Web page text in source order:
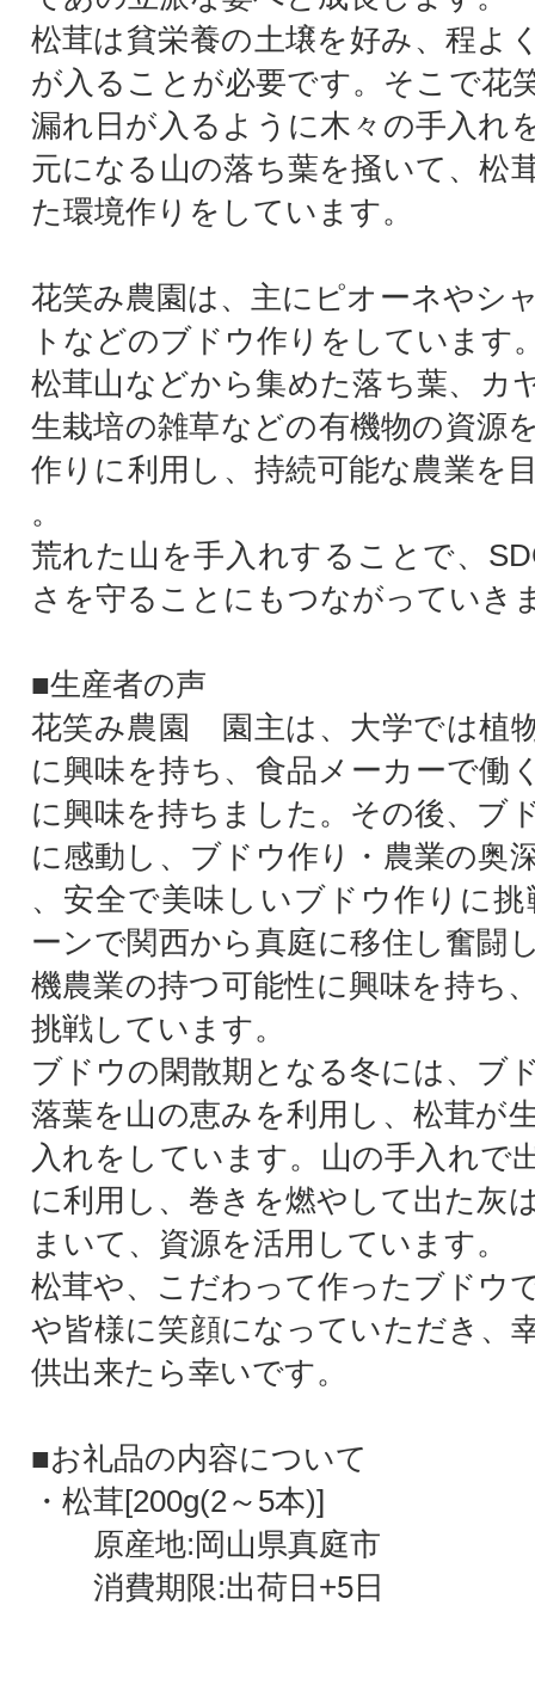
松茸は貧栄養の土壌を好み、程よ
が入ることが必要です。そこで花
漏れ日が入るように木々の手入れ
元になる山の落ち葉を掻いて、松
た環境作りをしています。
花笑み農園は、主にピオーネやシ
トなどのブドウ作りをしています
松茸山などから集めた落ち葉、カ
生栽培の雑草などの有機物の資源
作りに利用し、持続可能な農業を
。
荒れた山を手入れすることで、
さを守ることにもつながっていき
■生産者の声
花笑み農園 園主は、大学では植
に興味を持ち、食品メーカーで働
に興味を持ちました。その後、ブ
に感動し、ブドウ作り・農業の奥
、安全で美味しいブドウ作りに
ーンで関西から真庭に移住し奮闘
機農業の持つ可能性に興味を持ち
挑戦しています。
ブドウの閑散期となる冬には、ブ
落葉を山の恵みを利用し、松茸が
入れをしています。山の手入れで
に利用し、巻きを燃やして出た灰
まいて、資源を活用しています。
松茸や、こだわって作ったブドウ
や皆様に笑顔になっていただき、
供出来たら幸いです。
■お礼品の内容について
・松茸[200g(2～5本)]
原産地:岡山県真庭市
消費期限:出荷日+5日